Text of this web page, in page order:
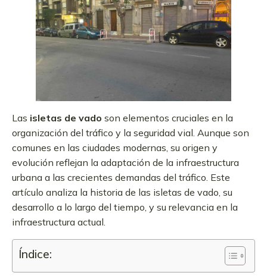
Las isletas de vado son elementos cruciales en la
organización del tráfico y la seguridad vial. Aunque son
comunes en las ciudades modernas, su origen y
evolución reflejan la adaptación de la infraestructura
urbana a las crecientes demandas del tráfico. Este
artículo analiza la historia de las isletas de vado, su
desarrollo a lo largo del tiempo, y su relevancia en la
infraestructura actual.
Índice: